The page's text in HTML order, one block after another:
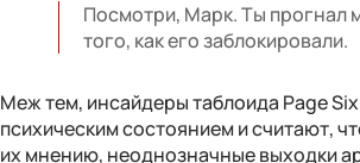
Посмотри, Марк. Ты прогнал
того, как его заблокировали.
Меж тем, инсайдеры таблоида Page
психическим состоянием и считают,
их мнению, неоднозначные выходки